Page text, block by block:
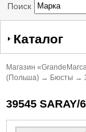
Поиск
Каталог
Магазин
(Польша) → Бюсты →
39545 SARAY/